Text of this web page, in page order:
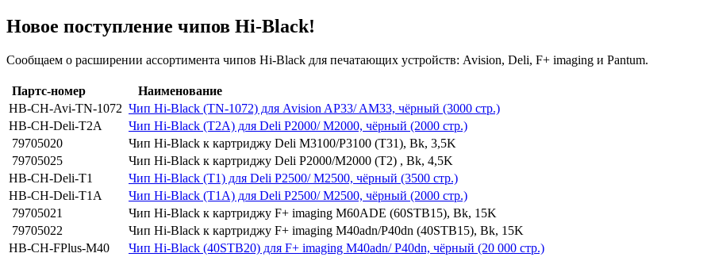
Новое поступление чипов Hi-Black!
Сообщаем о расширении ассортимента чипов Hi-Black для печатающих устройств: Avision, Deli, F+ imaging и Pantum.
Партс-номер
Наименование
HB-CH-Avi-TN-1072 Чип Hi-Black (TN-1072) для Avision AP33/ AM33, чёрный (3000 стр.)
HB-CH-Deli-T2A
Чип Hi-Black (T2A) для Deli P2000/ M2000, чёрный (2000 стр.)
79705020
Чип Hi-Black к картриджу Deli M3100/P3100 (T31), Bk, 3,5K
79705025
Чип Hi-Black к картриджу Deli P2000/M2000 (T2) , Bk, 4,5K
HB-CH-Deli-T1
Чип Hi-Black (T1) для Deli P2500/ M2500, чёрный (3500 стр.)
HB-CH-Deli-T1A
Чип Hi-Black (T1A) для Deli P2500/ M2500, чёрный (2000 стр.)
79705021
Чип Hi-Black к картриджу F+ imaging M60ADE (60STB15), Bk, 15K
79705022
Чип Hi-Black к картриджу F+ imaging M40adn/P40dn (40STB15), Bk, 15K
HB-CH-FPlus-M40
Чип Hi-Black (40STB20) для F+ imaging M40adn/ P40dn, чёрный (20 000 стр.)